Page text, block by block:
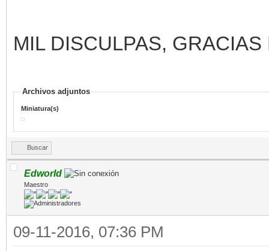
MIL DISCULPAS,
Archivos adjuntos
Miniatura(s)
Buscar
Edworld
Maestro
09-11-2016, 07:36 PM